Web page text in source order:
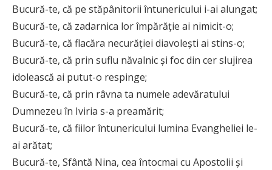
Bucură-te, că pe stăpânitorii întunericului i-ai alungat;
Bucură-te, că zadarnica lor împărăție ai nimicit-o;
Bucură-te, că flacăra necurăției diavolești ai stins-o;
Bucură-te, că prin suflu năvalnic și foc din cer slujirea
idolească ai putut-o respinge;
Bucură-te, că prin râvna ta numele adevăratului
Dumnezeu în Iviria s-a preamărit;
Bucură-te, că fiilor întunericului lumina Evangheliei le-
ai arătat;
Bucură-te, Sfântă Nina, cea întocmai cu Apostolii și